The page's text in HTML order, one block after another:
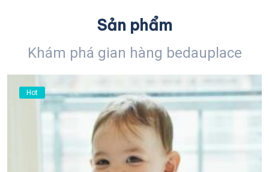
Sản phẩm
Khám phá gian hàng bedauplace
Hot